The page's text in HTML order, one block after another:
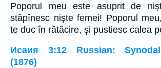
Poporul meu este asuprit de
stăpînesc nişte femei! Poporul
te duc în rătăcire, şi pustiesc calea
Исаия 3:12 Russian:
(1876)